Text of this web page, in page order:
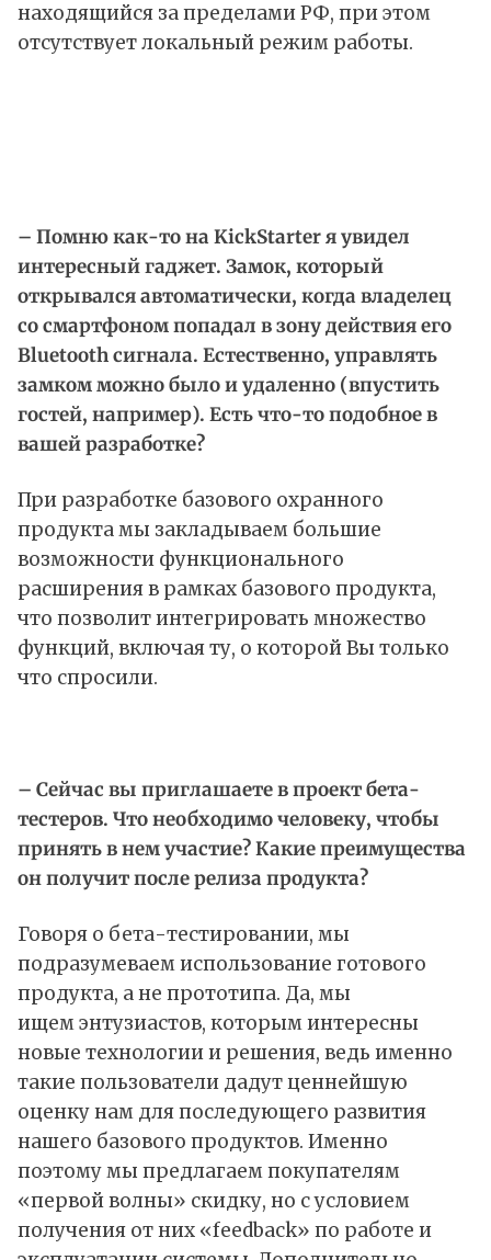
находящийся за пределами РФ, при этом
отсутствует локальный режим работы.
– Помню как-то на KickStarter я увидел
интересный гаджет. Замок, который
открывался автоматически, когда владелец
со смартфоном попадал в зону действия его
Bluetooth сигнала. Естественно, управлять
замком можно было и удаленно (впустить
гостей, например). Есть что-то подобное в
вашей разработке?
При разработке базового охранного
продукта мы закладываем большие
возможности функционального
расширения в рамках базового продукта,
что позволит интегрировать множество
функций, включая ту, о которой Вы только
что спросили.
– Сейчас вы приглашаете в проект бета-
тестеров. Что необходимо человеку, чтобы
принять в нем участие? Какие преимущества
он получит после релиза продукта?
Говоря о бета-тестировании, мы
подразумеваем использование готового
продукта, а не прототипа. Да, мы
ищем энтузиастов, которым интересны
новые технологии и решения, ведь именно
такие пользователи дадут ценнейшую
оценку нам для последующего развития
нашего базового продуктов. Именно
поэтому мы предлагаем покупателям
«первой волны» скидку, но с условием
получения от них «feedback» по работе и